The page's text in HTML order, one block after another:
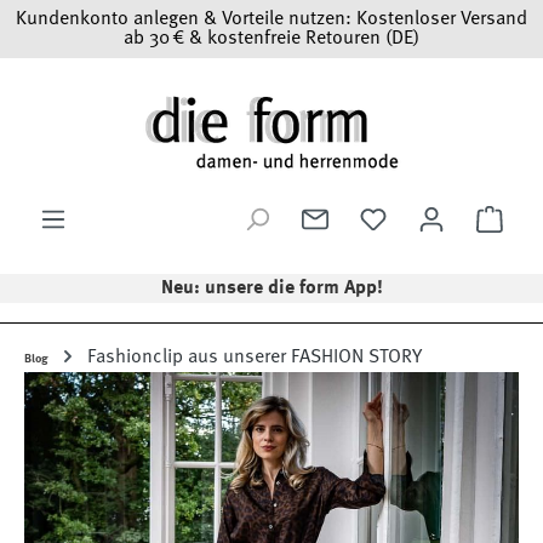
Zum Hauptinhalt springen
Kundenkonto anlegen & Vorteile nutzen: Kostenloser Versand
ab 30 € & kostenfreie Retouren (DE)
Neu: unsere die form App!
Blog Fashionclip aus unserer FASHION STORY